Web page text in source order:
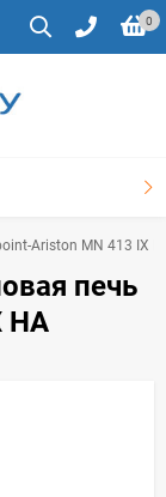
0
Ariston MN 413 IX
печь
HA